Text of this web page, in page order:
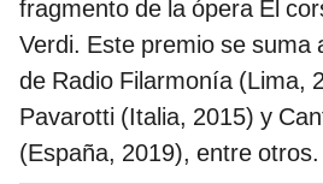
fragmento de la ópera El
Verdi. Este premio se suma
de Radio Filarmonía (Lima,
Pavarotti (Italia, 2015) y
(España, 2019), entre otros.